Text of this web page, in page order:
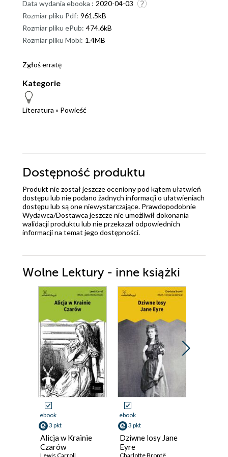
Data wydania ebooka : 2020-04-03
Rozmiar pliku Pdf: 961.5kB
Rozmiar pliku ePub: 474.6kB
Rozmiar pliku Mobi: 1.4MB
Zgłoś erratę
Kategorie
Literatura » Powieść
Dostępność produktu
Produkt nie został jeszcze oceniony pod kątem ułatwień
dostępu lub nie podano żadnych informacji o ułatwieniach
dostępu lub są one niewystarczające. Prawdopodobnie
Wydawca/Dostawca jeszcze nie umożliwił dokonania
walidacji produktu lub nie przekazał odpowiednich
informacji na temat jego dostępności.
Wolne Lektury - inne książki
ebook
3 pkt
Alicja w Krainie
Czarów
Lewis Carroll
ebook
3 pkt
Dziwne losy Jane
Eyre
Charlotte Brontë